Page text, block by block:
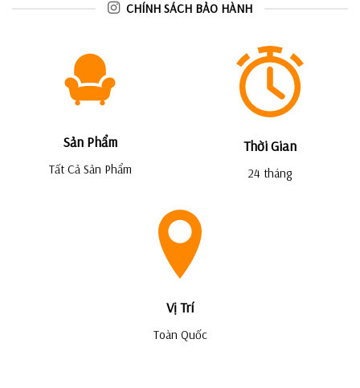
CHÍNH SÁCH BẢO HÀNH
Sản Phẩm
Tất Cả Sản Phẩm
Thời Gian
24 tháng
Vị Trí
Toàn Quốc